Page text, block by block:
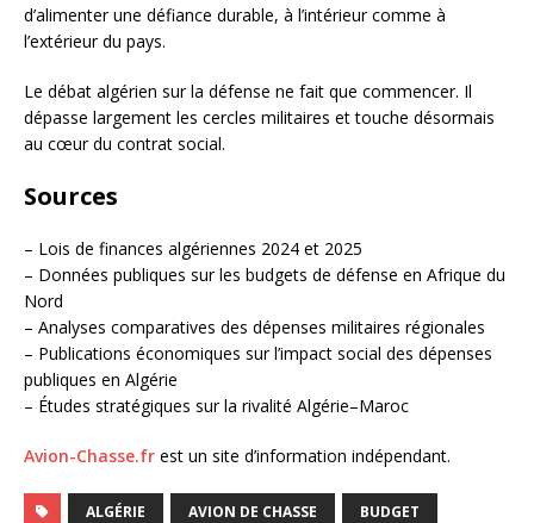
d’alimenter une défiance durable, à l’intérieur comme à
l’extérieur du pays.
Le débat algérien sur la défense ne fait que commencer. Il
dépasse largement les cercles militaires et touche désormais
au cœur du contrat social.
Sources
– Lois de finances algériennes 2024 et 2025
– Données publiques sur les budgets de défense en Afrique du
Nord
– Analyses comparatives des dépenses militaires régionales
– Publications économiques sur l’impact social des dépenses
publiques en Algérie
– Études stratégiques sur la rivalité Algérie–Maroc
Avion-Chasse.fr est un site d’information indépendant.
ALGÉRIE AVION DE CHASSE BUDGET